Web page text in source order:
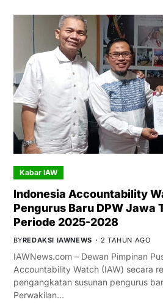
Kabar IAW
Indonesia Accountability
Pengurus Baru DPW Jawa
Periode 2025-2028
BYREDAKSI IAWNEWS 2 TAHUN AGO
IAWNews.com – Dewan Pimpinan
Accountability Watch (IAW) secara
pengangkatan susunan pengurus
Perwakilan…